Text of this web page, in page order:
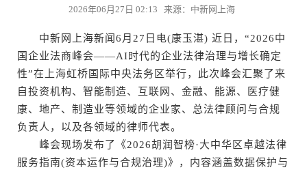
2026年06月27日 02:13 来源：中新网上海
中新网上海新闻6月27日电(康玉湛) 近日，“2026中
国企业法商峰会——AI时代的企业法律治理与增长确定
性”在上海虹桥国际中央法务区举行，此次峰会汇聚了来
自投资机构、智能制造、互联网、金融、能源、医疗健
康、地产、制造业等领域的企业家、总法律顾问与合规
负责人，以及各领域的律师代表。
峰会现场发布了《2026胡润智榜·大中华区卓越法律
服务指南(资本运作与合规治理)》，内容涵盖数据保护与